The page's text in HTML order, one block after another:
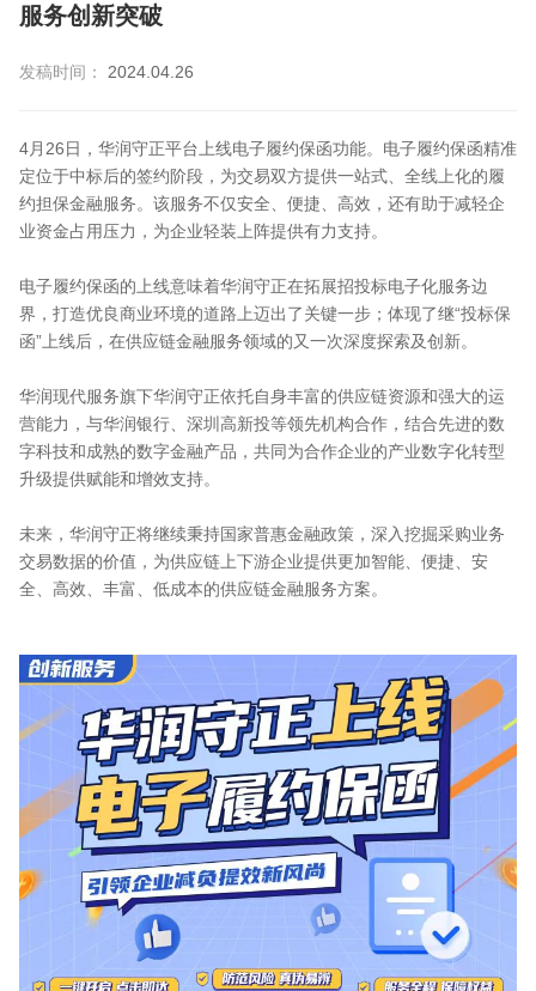
服务创新突破
发稿时间： 2024.04.26
4月26日，华润守正平台上线电子履约保函功能。电子履约保函精准
定位于中标后的签约阶段，为交易双方提供一站式、全线上化的履
约担保金融服务。该服务不仅安全、便捷、高效，还有助于减轻企
业资金占用压力，为企业轻装上阵提供有力支持。
电子履约保函的上线意味着华润守正在拓展招投标电子化服务边
界，打造优良商业环境的道路上迈出了关键一步；体现了继“投标保
函”上线后，在供应链金融服务领域的又一次深度探索及创新。
华润现代服务旗下华润守正依托自身丰富的供应链资源和强大的运
营能力，与华润银行、深圳高新投等领先机构合作，结合先进的数
字科技和成熟的数字金融产品，共同为合作企业的产业数字化转型
升级提供赋能和增效支持。
未来，华润守正将继续秉持国家普惠金融政策，深入挖掘采购业务
交易数据的价值，为供应链上下游企业提供更加智能、便捷、安
全、高效、丰富、低成本的供应链金融服务方案。